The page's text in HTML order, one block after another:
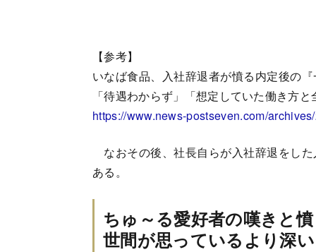
【参考】
いなば食品、入社辞退者が憤る内定後の
「待遇わからず」「想定していた働き方
https://www.news-postseven.com/
なおその後、社長自らが入社辞退をし
ある。
ちゅ～る愛好者の嘆きと
世間が思っているより深